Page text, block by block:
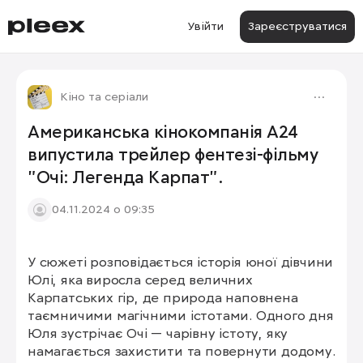
Увійти Зареєструватися
Кіно та серіали
Американська кінокомпанія A24
випустила трейлер фентезі-фільму
"Очі: Легенда Карпат".
04.11.2024 о 09:35
У сюжеті розповідається історія юної дівчини
Юлі, яка виросла серед величних
Карпатських гір, де природа наповнена
таємничими магічними істотами. Одного дня
Юля зустрічає Очі — чарівну істоту, яку
намагається захистити та повернути додому.